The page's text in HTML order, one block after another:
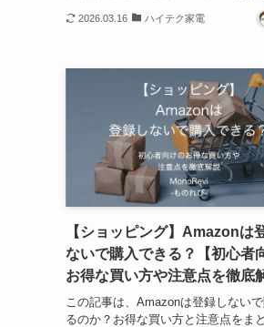
2026.03.16 ハイテク家電
【ショッピング】Amazonは
ないで購入できる？【初心者
お得な買い方や注意点を徹底
この記事は、Amazonは登録しない
るのか？お得な買い方と注意点をまと